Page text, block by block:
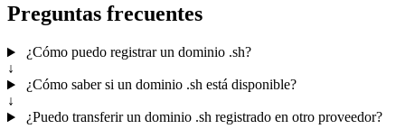
Preguntas frecuentes
¿Cómo puedo registrar un dominio .sh?
↓
¿Cómo saber si un dominio .sh está disponible?
↓
¿Puedo transferir un dominio .sh registrado en otro proveedor?